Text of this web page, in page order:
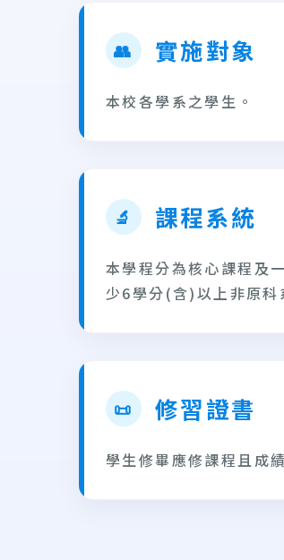
👥 實施對象
本校各學系之學生。
🔬 課程系統
本學程分為核心課程及
少6學分(含)以上非原科
📜 修習證書
學生修畢應修課程且成